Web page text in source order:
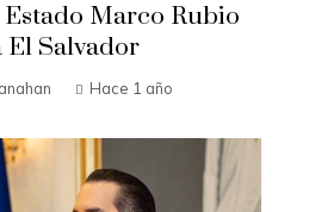
Marco Rubio
El Salvador
Hace 1 año